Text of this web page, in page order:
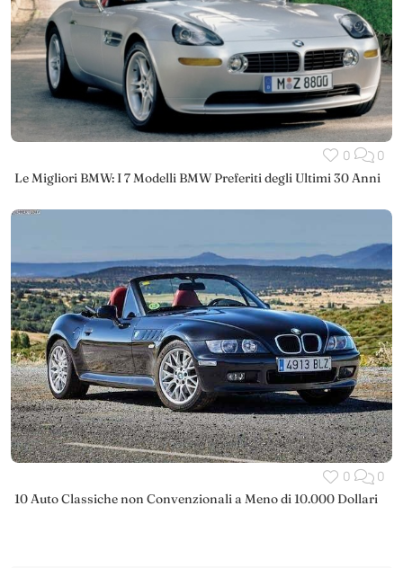
0 0
Le Migliori BMW: I 7 Modelli BMW Preferiti degli Ultimi 30 Anni
0 0
10 Auto Classiche non Convenzionali a Meno di 10.000 Dollari